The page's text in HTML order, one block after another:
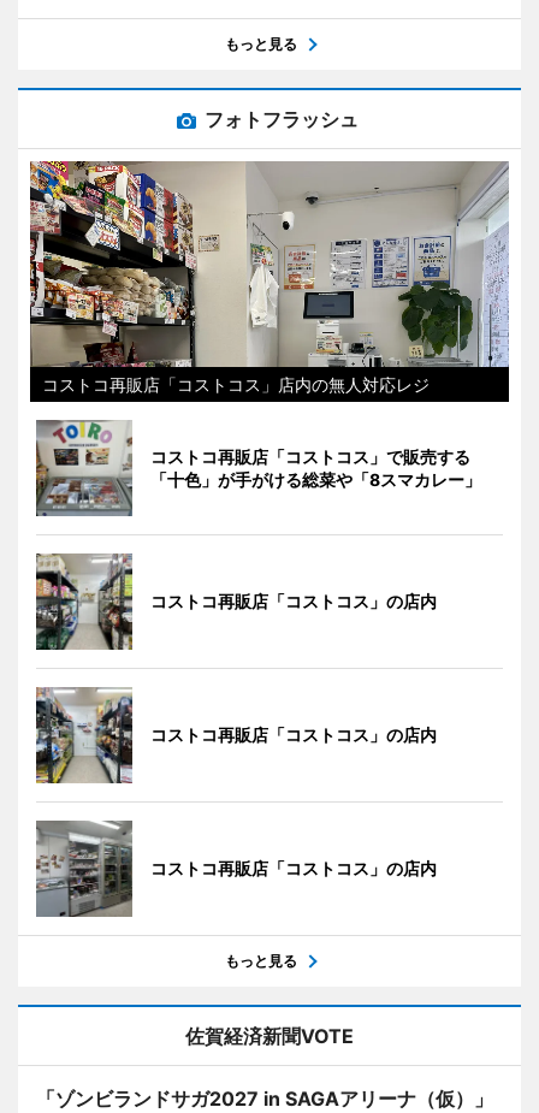
もっと見る
フォトフラッシュ
コストコ再販店「コストコス」店内の無人対応レジ
コストコ再販店「コストコス」で販売する
「十色」が手がける総菜や「8スマカレー」
コストコ再販店「コストコス」の店内
コストコ再販店「コストコス」の店内
コストコ再販店「コストコス」の店内
もっと見る
佐賀経済新聞VOTE
「ゾンビランドサガ2027 in SAGAアリーナ（仮）」